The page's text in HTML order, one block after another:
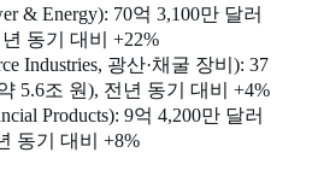
& Energy): 70억 3,100만 달러
동기 대비 +22%
Industries, 광산·채굴 장비): 37
5.6조 원), 전년 동기 대비 +4%
Products): 9억 4,200만 달러
동기 대비 +8%